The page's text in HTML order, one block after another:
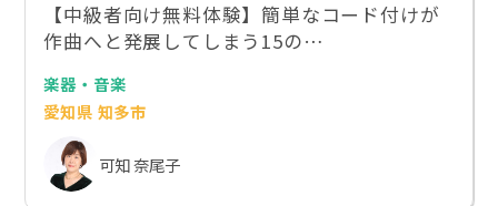
【中級者向け無料体験】簡単なコード付けが
作曲へと発展してしまう15の…
楽器・音楽
愛知県 知多市
可知 奈尾子